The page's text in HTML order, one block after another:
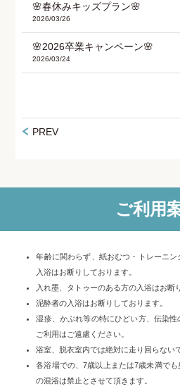
🌸春休みキッズプラン🌸
2026/03/26
🌸2026卒業キャンペーン🌸
2026/03/24
PREV
ご利用
年齢に関わらず、紙おむつ・トレーニ
入浴はお断りしております。
入れ墨、タトゥーのある方の入浴はお断
泥酔者の入浴はお断りしております。
湿疹、かぶれ等の特にひどい方、伝染
ご利用はご遠慮ください。
浴室、脱衣室内では絶対に走り回らない
各浴場での、7歳以上または7歳未満で
の混浴は禁止とさせて頂きます。